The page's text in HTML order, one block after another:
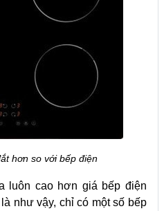
hơn so với bếp điện
luôn cao hơn giá bếp điện
như vậy, chỉ có một số bếp